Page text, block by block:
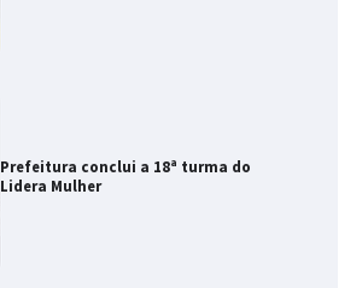
Prefeitura conclui a 18ª turma do
Lidera Mulher